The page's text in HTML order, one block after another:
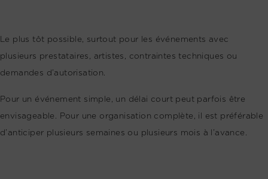
Le plus tôt possible, surtout pour les événements avec
plusieurs prestataires, artistes, contraintes techniques ou
demandes d’autorisation.
Pour un événement simple, un délai court peut parfois être
envisageable. Pour une organisation complète, il est préférable
d’anticiper plusieurs semaines ou plusieurs mois à l’avance.